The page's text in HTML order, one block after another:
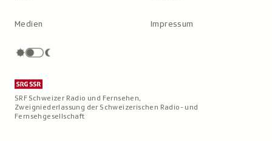
Medien Impressum
SRF Schweizer Radio und Fernsehen,
Zweigniederlassung der Schweizerischen Radio- und
Fernsehgesellschaft